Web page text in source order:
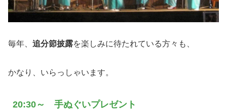
毎年、 追分節披露を楽しみに待たれている方々も、
かなり、いらっしゃいます。
20:30～ 手ぬぐいプレゼント